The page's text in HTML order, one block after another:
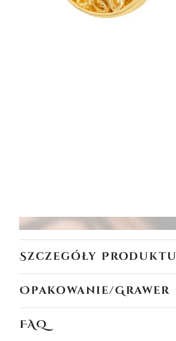
Szczegóły Produktu
Opakowanie/Grawer
FAQ